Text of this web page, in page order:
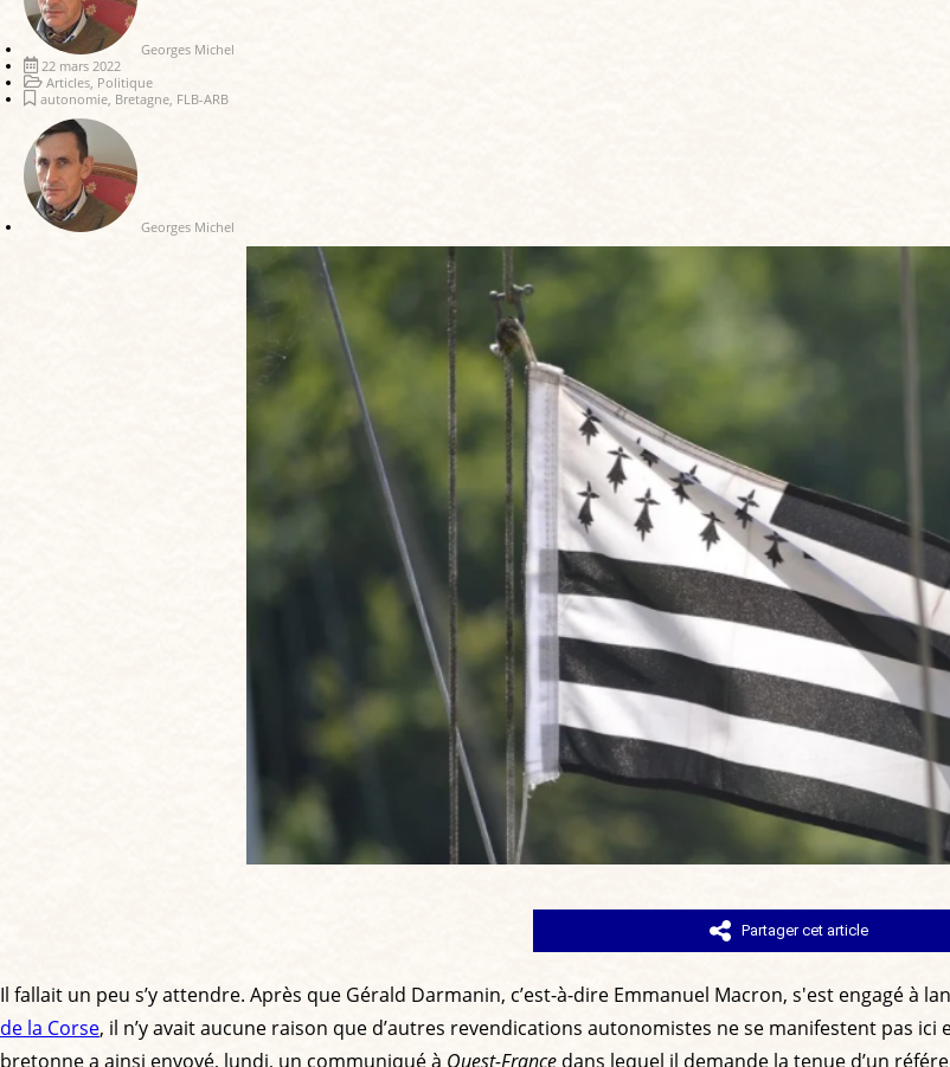
Georges Michel
22 mars 2022
Articles Politique
autonomie Bretagne FLB-ARB
Georges Michel
Partager cet article
Il fallait un peu s’y attendre. Après que Gérald Darmanin, c’est-à-dire Emmanuel Macron, s'est engagé à
de la Corse, il n’y avait aucune raison que d’autres revendications autonomistes ne se manifestent pas
bretonne a ainsi envoyé, lundi, un communiqué à Ouest-France dans lequel il demande la tenue d’un